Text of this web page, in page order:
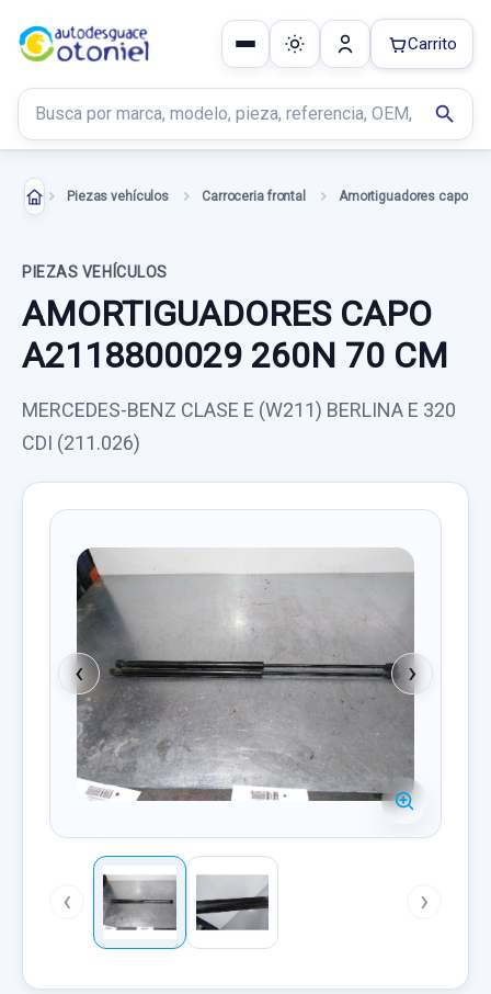
Buscar productos
search
Carrito
Piezas vehículos Carroceria frontal Amortiguadores capo
PIEZAS VEHÍCULOS
AMORTIGUADORES CAPO
A2118800029 260N 70 CM
MERCEDES-BENZ CLASE E (W211) BERLINA E 320
CDI (211.026)
‹ ›
‹ ›